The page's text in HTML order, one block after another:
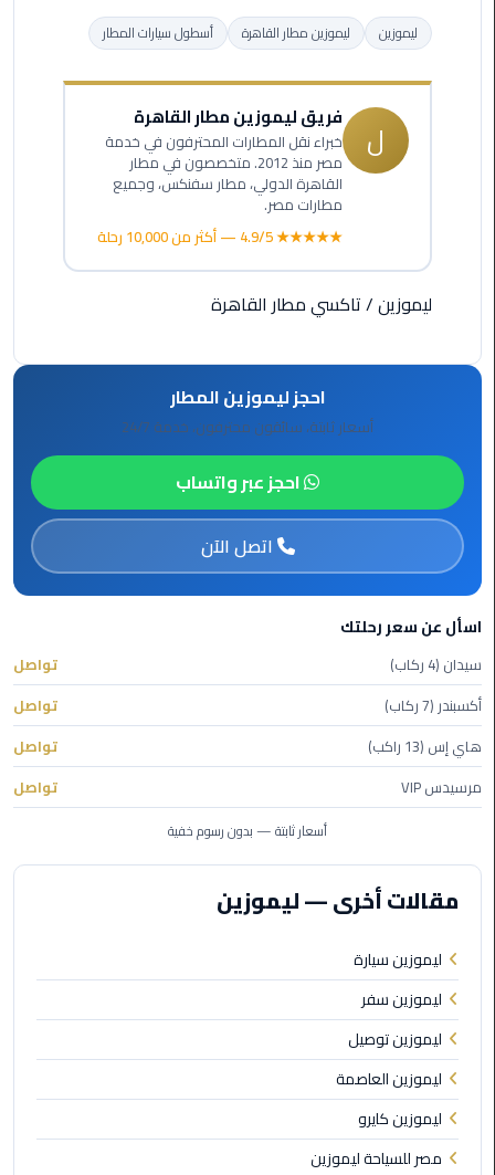
ليموزين
سفنكس
الساخن
ليموزين
مطار
العلمين
ليموزين
توصيل
المطار
ليموزين
مطار
مرسي
مطروح
ليموزين
اكتوبر
ليموزين
مطار
الغردقة
ليموزين
مطار
القاهرة
أسعار
ليموزين ليموزين مطار القاهرة أسطول سيارات المطار
ل فريق ليموزين مطار القاهرة
خبراء نقل المطارات المحترفون في خدمة
مصر منذ 2012. متخصصون في مطار
القاهرة الدولي، مطار سفنكس، وجميع
مطارات مصر.
★★★★★ 4.9/5 — أكثر من 10,000 رحلة
ليموزين/تاكسي مطار القاهرة
احجز ليموزين المطار
أسعار ثابتة، سائقون محترفون، خدمة 24/7
احجز عبر واتساب
اتصل الآن
اسأل عن سعر رحلتك
سيدان (4 ركاب)
تواصل
أكسبندر (7 ركاب)
تواصل
هاي إس (13 راكب)
تواصل
مرسيدس VIP
تواصل
أسعار ثابتة — بدون رسوم خفية
مقالات أخرى — ليموزين
ليموزين سيارة
ليموزين سفر
ليموزين توصيل
ليموزين العاصمة
ليموزين كايرو
مصر للسياحة ليموزين